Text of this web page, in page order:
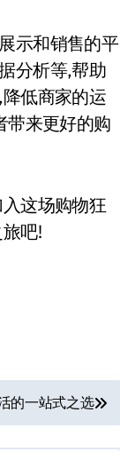
示和销售的平
分析等,帮助
低商家的运
带来更好的购
这场购物狂
吧!
的一站式之选